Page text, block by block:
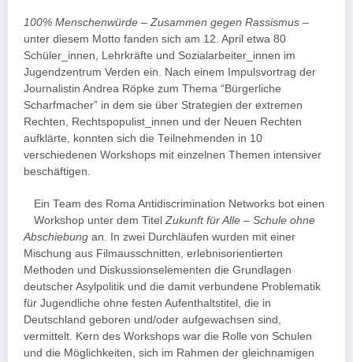
100% Menschenwürde – Zusammen gegen Rassismus –
unter diesem Motto fanden sich am 12. April etwa 80
Schüler_innen, Lehrkräfte und Sozialarbeiter_innen im
Jugendzentrum Verden ein. Nach einem Impulsvortrag der
Journalistin Andrea Röpke zum Thema “Bürgerliche
Scharfmacher” in dem sie über Strategien der extremen
Rechten, Rechtspopulist_innen und der Neuen Rechten
aufklärte, konnten sich die Teilnehmenden in 10
verschiedenen Workshops mit einzelnen Themen intensiver
beschäftigen.
Ein Team des Roma Antidiscrimination Networks bot einen
Workshop unter dem Titel Zukunft für Alle – Schule ohne
Abschiebung an. In zwei Durchläufen wurden mit einer
Mischung aus Filmausschnitten, erlebnisorientierten
Methoden und Diskussionselementen die Grundlagen
deutscher Asylpolitik und die damit verbundene Problematik
für Jugendliche ohne festen Aufenthaltstitel, die in
Deutschland geboren und/oder aufgewachsen sind,
vermittelt. Kern des Workshops war die Rolle von Schulen
und die Möglichkeiten, sich im Rahmen der gleichnamigen